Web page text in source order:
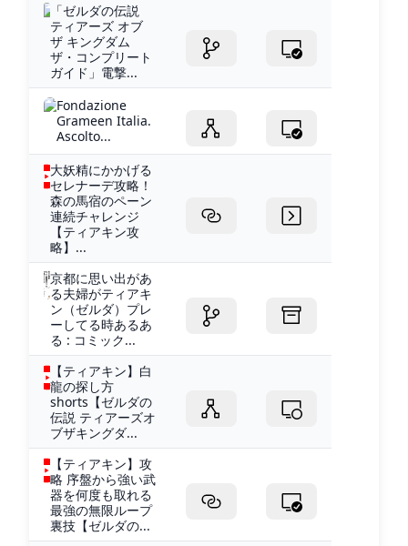
「ゼルダの伝説
ティアーズ オブ
ザ キングダム
ザ・コンプリート
ガイド」電撃...
Fondazione
Grameen Italia.
Ascolto...
大妖精にかかげる
セレナーデ攻略！
森の馬宿のペーン
連続チャレンジ
【ティアキン攻
略】...
京都に思い出があ
る夫婦がティアキ
ン（ゼルダ）プレ
ーしてる時あるあ
る : コミック...
【ティアキン】白
龍の探し方
shorts【ゼルダの
伝説 ティアーズオ
ブザキングダ...
【ティアキン】攻
略 序盤から強い武
器を何度も取れる
最強の無限ループ
裏技【ゼルダの...